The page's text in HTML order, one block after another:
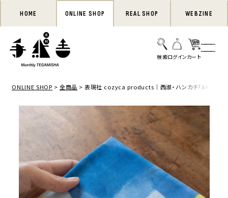
HOME ONLINE SHOP REAL SHOP WEBZINE
ONLINE SHOP 全商品 表現社 cozyca products｜西淑・ハンカチ「AKARI」